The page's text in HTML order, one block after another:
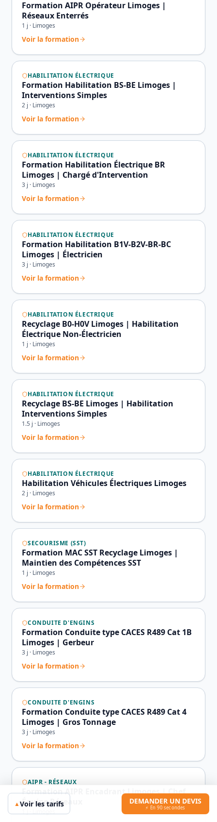
Formation AIPR Opérateur Limoges |
Réseaux Enterrés
1 j · Limoges
Voir la formation
HABILITATION ÉLECTRIQUE
Formation Habilitation BS-BE Limoges |
Interventions Simples
2 j · Limoges
Voir la formation
HABILITATION ÉLECTRIQUE
Formation Habilitation Électrique BR
Limoges | Chargé d'Intervention
3 j · Limoges
Voir la formation
HABILITATION ÉLECTRIQUE
Formation Habilitation B1V-B2V-BR-BC
Limoges | Électricien
3 j · Limoges
Voir la formation
HABILITATION ÉLECTRIQUE
Recyclage B0-H0V Limoges | Habilitation
Électrique Non-Électricien
1 j · Limoges
Voir la formation
HABILITATION ÉLECTRIQUE
Recyclage BS-BE Limoges | Habilitation
Interventions Simples
1.5 j · Limoges
Voir la formation
HABILITATION ÉLECTRIQUE
Habilitation Véhicules Électriques Limoges
2 j · Limoges
Voir la formation
SECOURISME (SST)
Formation MAC SST Recyclage Limoges |
Maintien des Compétences SST
1 j · Limoges
Voir la formation
CONDUITE D'ENGINS
Formation Conduite type CACES R489 Cat 1B
Limoges | Gerbeur
3 j · Limoges
Voir la formation
CONDUITE D'ENGINS
Formation Conduite type CACES R489 Cat 4
Limoges | Gros Tonnage
3 j · Limoges
Voir la formation
AIPR - RÉSEAUX
Formation AIPR Encadrant Limoges | Chef
Équipe Réseaux
▲Voir les tarifs DEMANDER UN DEVIS
⚡ En 90 secondes